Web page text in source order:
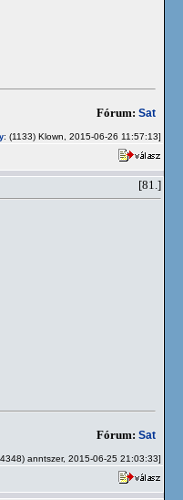
Fórum: Sat
: (1133) Klown, 2015-06-26 11:57:13]
[81.]
Fórum: Sat
anntszer, 2015-06-25 21:03:33]